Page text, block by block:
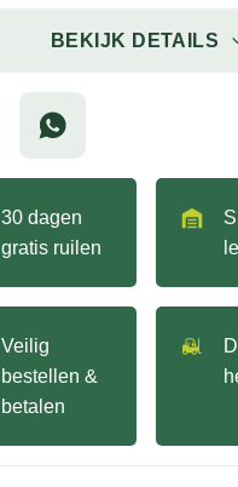
BEKIJK DETAILS
30 dagen
gratis ruilen
Veilig
bestellen &
betalen